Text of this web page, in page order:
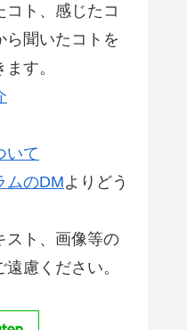
コト、感じたコ
ら聞いたコトを
す。
いて
ムのDMよりどう
ト、画像等の
慮ください。